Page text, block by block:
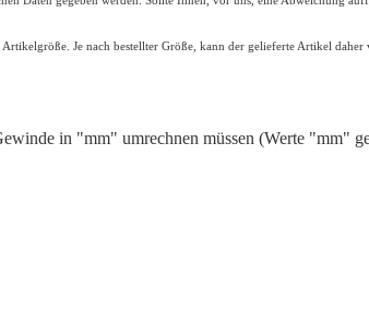
Je nach bestellter Größe, kann der gelieferte Artikel
in "mm" umrechnen müssen (Werte "mm"